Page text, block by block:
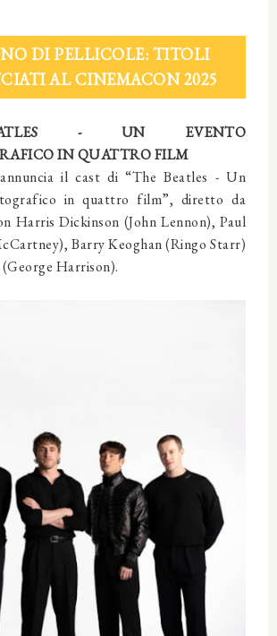
DI PELLICOLE: TITOLI
AL CINEMACON 2025
- UN EVENTO
IN QUATTRO FILM
il cast di “The Beatles - Un
in quattro film”, diretto da
Harris Dickinson (John Lennon), Paul
Barry Keoghan (Ringo Starr)
(George Harrison).